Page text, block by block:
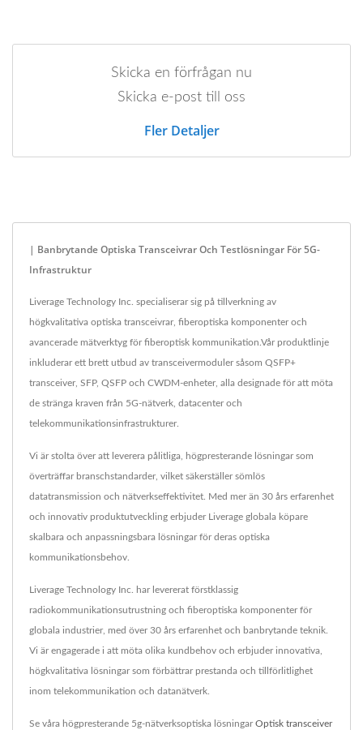
Skicka en förfrågan nu
Skicka e-post till oss
Fler Detaljer
| Banbrytande Optiska Transceivrar Och Testlösningar För 5G-
Infrastruktur
Liverage Technology Inc. specialiserar sig på tillverkning av
högkvalitativa optiska transceivrar, fiberoptiska komponenter och
avancerade mätverktyg för fiberoptisk kommunikation.Vår produktlinje
inkluderar ett brett utbud av transceivermoduler såsom QSFP+
transceiver, SFP, QSFP och CWDM-enheter, alla designade för att möta
de stränga kraven från 5G-nätverk, datacenter och
telekommunikationsinfrastrukturer.
Vi är stolta över att leverera pålitliga, högpresterande lösningar som
överträffar branschstandarder, vilket säkerställer sömlös
datatransmission och nätverkseffektivitet. Med mer än 30 års erfarenhet
och innovativ produktutveckling erbjuder Liverage globala köpare
skalbara och anpassningsbara lösningar för deras optiska
kommunikationsbehov.
Liverage Technology Inc. har levererat förstklassig
radiokommunikationsutrustning och fiberoptiska komponenter för
globala industrier, med över 30 års erfarenhet och banbrytande teknik.
Vi är engagerade i att möta olika kundbehov och erbjuder innovativa,
högkvalitativa lösningar som förbättrar prestanda och tillförlitlighet
inom telekommunikation och datanätverk.
Se våra högpresterande 5g-nätverksoptiska lösningarOptisk transceiver